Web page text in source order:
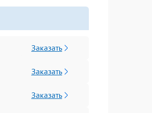
Заказать
Заказать
Заказать